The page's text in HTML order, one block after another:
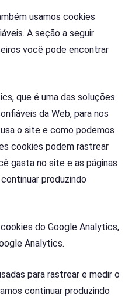
usamos cookies
A seção a seguir
você pode encontrar
que é uma das soluções
da Web, para nos
o site e como podemos
cookies podem rastrear
gasta no site e as páginas
produzindo
do Google Analytics,
Analytics.
para rastrear e medir o
continuar produzindo